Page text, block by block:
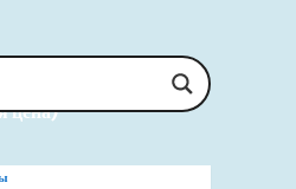
Jacob Delafon Brive